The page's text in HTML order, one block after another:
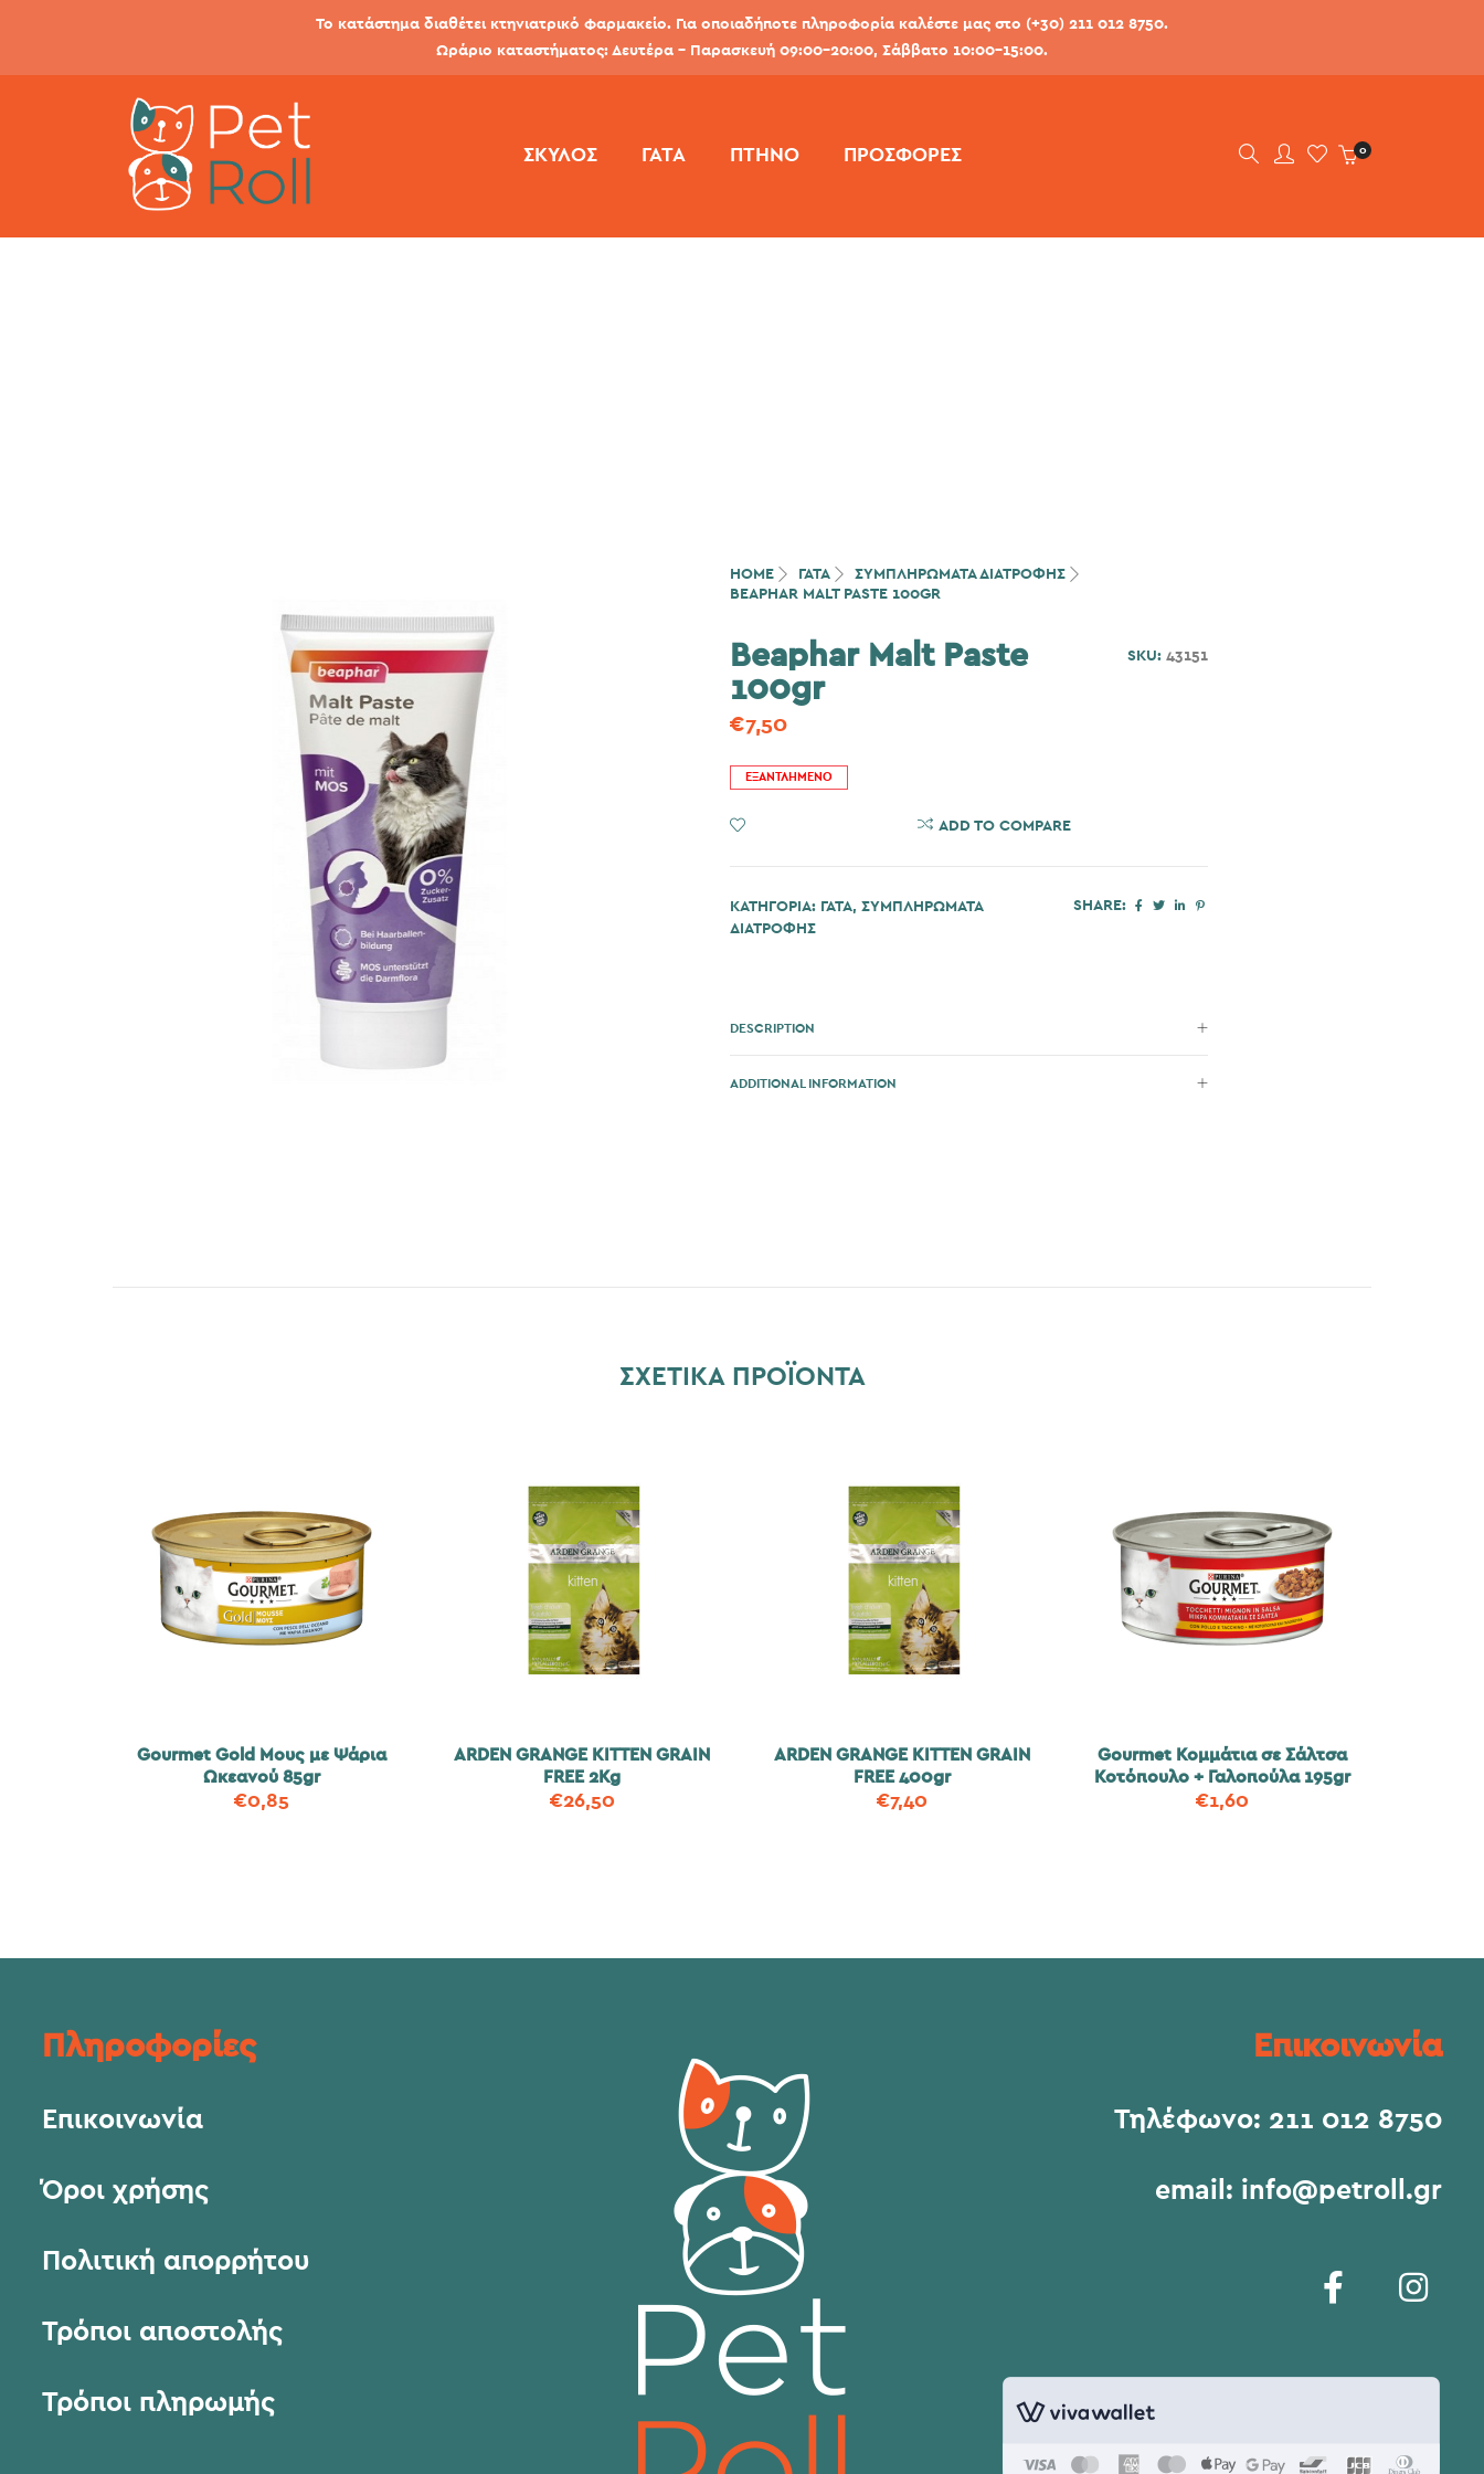
Το κατάστημα διαθέτει κτηνιατρικό φαρμακείο. Για οποιαδήποτε πληροφορία καλέστε μας στο (+30) 211 012 8750.
Ωράριο καταστήματος: Δευτέρα - Παρασκευή 09:00-20:00, Σάββατο 10:00-15:00.
ΣΚΎΛΟΣ ΓΆΤΑ ΠΤΗΝΌ ΠΡΟΣΦΟΡΕΣ 0
HOME ΓΆΤΑ
ΣΥΜΠΛΗΡΩΜΑΤΑ ΔΙΑΤΡΟΦΗΣ
BEAPHAR MALT PASTE 100GR
Beaphar Malt Paste
100gr
€7,50
SKU: 43151
ΕΞΑΝΤΛΗΜΈΝΟ
ADD TO COMPARE
ΚΑΤΗΓΟΡΊΑ: ΓΆΤΑ, ΣΥΜΠΛΗΡΩΜΑΤΑ
ΔΙΑΤΡΟΦΗΣ
SHARE:
DESCRIPTION
ADDITIONAL INFORMATION
ΣΧΕΤΙΚΆ ΠΡΟΪΌΝΤΑ
Gourmet Gold Μους με Ψάρια
Ωκεανού 85gr
€0,85
ARDEN GRANGE KITTEN GRAIN
FREE 2Kg
€26,50
ARDEN GRANGE KITTEN GRAIN
FREE 400gr
€7,40
Gourmet Κομμάτια σε Σάλτσα
Κοτόπουλο + Γαλοπούλα 195gr
€1,60
Πληροφορίες
Επικοινωνία
Όροι χρήσης
Πολιτική απορρήτου
Τρόποι αποστολής
Τρόποι πληρωμής
Επικοινωνία
Τηλέφωνο: 211 012 8750
email: info@petroll.gr